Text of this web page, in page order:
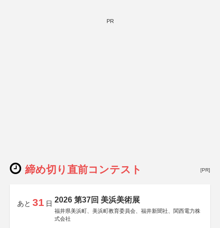
PR
締め切り直前コンテスト [PR]
あと 31 日 2026 第37回 美浜美術展
福井県美浜町、美浜町教育委員会、福井新聞社、関西電力株
式会社